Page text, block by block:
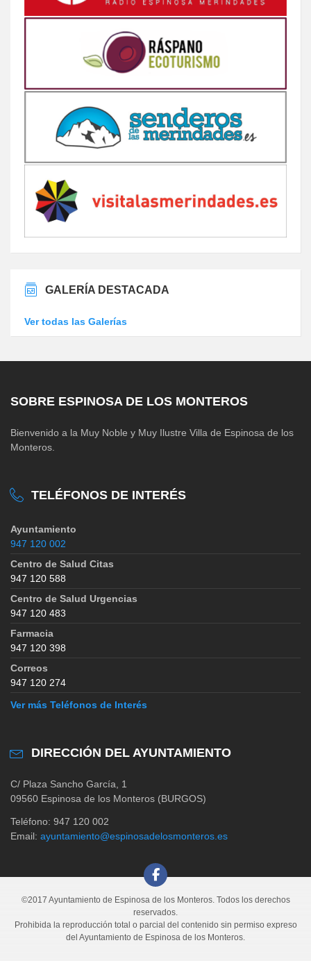
GALERÍA DESTACADA
Ver todas las Galerías
SOBRE ESPINOSA DE LOS MONTEROS
Bienvenido a la Muy Noble y Muy Ilustre Villa de Espinosa de los
Monteros.
TELÉFONOS DE INTERÉS
Ayuntamiento
947 120 002
Centro de Salud Citas
947 120 588
Centro de Salud Urgencias
947 120 483
Farmacia
947 120 398
Correos
947 120 274
Ver más Teléfonos de Interés
DIRECCIÓN DEL AYUNTAMIENTO
C/ Plaza Sancho García, 1
09560 Espinosa de los Monteros (BURGOS)
Teléfono: 947 120 002
Email: ayuntamiento@espinosadelosmonteros.es
©2017 Ayuntamiento de Espinosa de los Monteros. Todos los derechos
reservados.
Prohibida la reproducción total o parcial del contenido sin permiso expreso
del Ayuntamiento de Espinosa de los Monteros.